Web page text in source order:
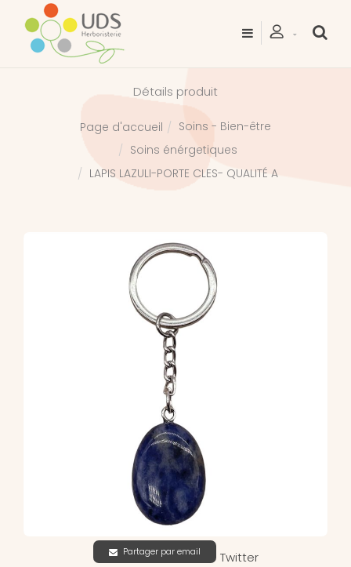
Détails produit
Page d'accueil
Soins - Bien-être
Soins énérgetiques
LAPIS LAZULI-PORTE CLES- QUALITÉ A
Partager par email Twitter